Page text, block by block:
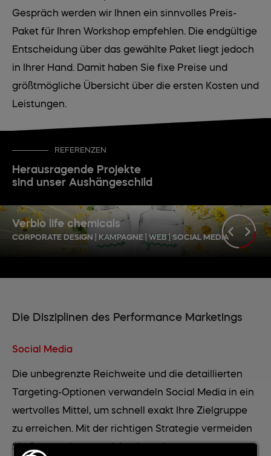
Gespräch werden wir Ihnen ein sinnvolles Preis-
Paket für Ihren Workshop empfehlen. Die endgültige
Entscheidung über das gewählte Paket liegt jedoch
in Ihrer Hand. Damit haben Sie fixe Preise und
größtmögliche Übersicht über die ersten Kosten und
Leistungen.
REFERENZEN
Herausragende Projekte
sind unser Aushängeschild
Verbio life chemicals
CORPORATE DESIGN | KAMPAGNE | WEB | SOCIAL MEDIA
Die Disziplinen des Performance Marketings
Social Media
Die unbegrenzte Reichweite und die detaillierten
Targeting-Optionen verwandeln Social Media in ein
wertvolles Mittel, um schnell exakt Ihre Zielgruppe
zu erreichen. Mit der richtigen Strategie vermeiden
Sie Streuverluste und damit auch